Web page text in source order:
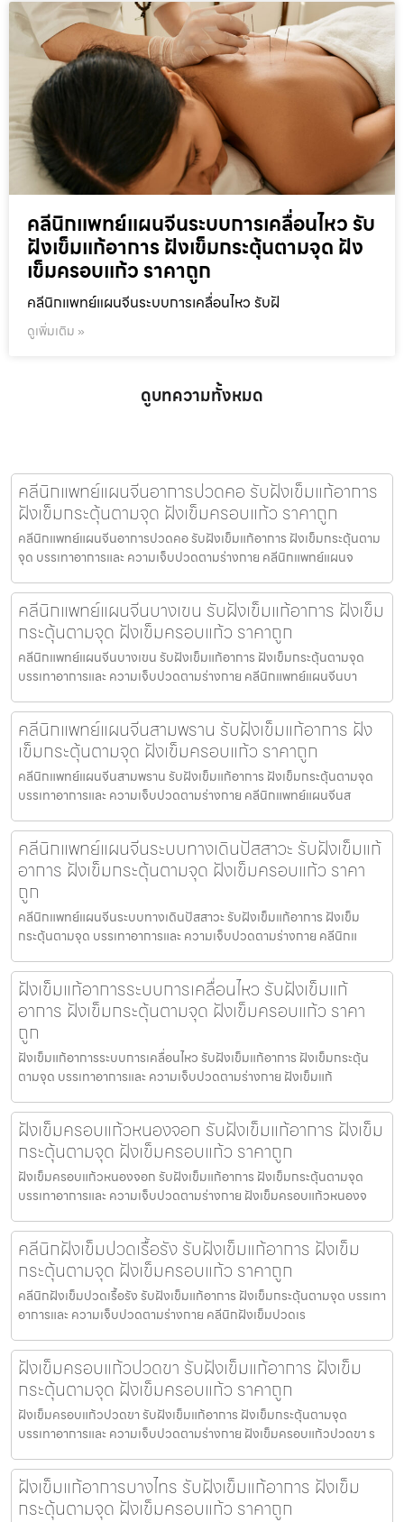
คลีนิกแพทย์แผนจีนระบบการเคลื่อนไหว รับ
ฝังเข็มแก้อาการ ฝังเข็มกระตุ้นตามจุด ฝัง
เข็มครอบแก้ว ราคาถูก
คลีนิกแพทย์แผนจีนระบบการเคลื่อนไหว รับฝั
ดูเพิ่มเติม »
ดูบทความทั้งหมด
คลีนิกแพทย์แผนจีนอาการปวดคอ รับฝังเข็มแก้อาการ
ฝังเข็มกระตุ้นตามจุด ฝังเข็มครอบแก้ว ราคาถูก
คลีนิกแพทย์แผนจีนอาการปวดคอ รับฝังเข็มแก้อาการ ฝังเข็มกระตุ้นตาม
จุด บรรเทาอาการและ ความเจ็บปวดตามร่างกาย คลีนิกแพทย์แผนจ
คลีนิกแพทย์แผนจีนบางเขน รับฝังเข็มแก้อาการ ฝังเข็ม
กระตุ้นตามจุด ฝังเข็มครอบแก้ว ราคาถูก
คลีนิกแพทย์แผนจีนบางเขน รับฝังเข็มแก้อาการ ฝังเข็มกระตุ้นตามจุด
บรรเทาอาการและ ความเจ็บปวดตามร่างกาย คลีนิกแพทย์แผนจีนบา
คลีนิกแพทย์แผนจีนสามพราน รับฝังเข็มแก้อาการ ฝัง
เข็มกระตุ้นตามจุด ฝังเข็มครอบแก้ว ราคาถูก
คลีนิกแพทย์แผนจีนสามพราน รับฝังเข็มแก้อาการ ฝังเข็มกระตุ้นตามจุด
บรรเทาอาการและ ความเจ็บปวดตามร่างกาย คลีนิกแพทย์แผนจีนส
คลีนิกแพทย์แผนจีนระบบทางเดินปัสสาวะ รับฝังเข็มแก้
อาการ ฝังเข็มกระตุ้นตามจุด ฝังเข็มครอบแก้ว ราคา
ถูก
คลีนิกแพทย์แผนจีนระบบทางเดินปัสสาวะ รับฝังเข็มแก้อาการ ฝังเข็ม
กระตุ้นตามจุด บรรเทาอาการและ ความเจ็บปวดตามร่างกาย คลีนิกแ
ฝังเข็มแก้อาการระบบการเคลื่อนไหว รับฝังเข็มแก้
อาการ ฝังเข็มกระตุ้นตามจุด ฝังเข็มครอบแก้ว ราคา
ถูก
ฝังเข็มแก้อาการระบบการเคลื่อนไหว รับฝังเข็มแก้อาการ ฝังเข็มกระตุ้น
ตามจุด บรรเทาอาการและ ความเจ็บปวดตามร่างกาย ฝังเข็มแก้
ฝังเข็มครอบแก้วหนองจอก รับฝังเข็มแก้อาการ ฝังเข็ม
กระตุ้นตามจุด ฝังเข็มครอบแก้ว ราคาถูก
ฝังเข็มครอบแก้วหนองจอก รับฝังเข็มแก้อาการ ฝังเข็มกระตุ้นตามจุด
บรรเทาอาการและ ความเจ็บปวดตามร่างกาย ฝังเข็มครอบแก้วหนองจ
คลีนิกฝังเข็มปวดเรื้อรัง รับฝังเข็มแก้อาการ ฝังเข็ม
กระตุ้นตามจุด ฝังเข็มครอบแก้ว ราคาถูก
คลีนิกฝังเข็มปวดเรื้อรัง รับฝังเข็มแก้อาการ ฝังเข็มกระตุ้นตามจุด บรรเทา
อาการและ ความเจ็บปวดตามร่างกาย คลีนิกฝังเข็มปวดเร
ฝังเข็มครอบแก้วปวดขา รับฝังเข็มแก้อาการ ฝังเข็ม
กระตุ้นตามจุด ฝังเข็มครอบแก้ว ราคาถูก
ฝังเข็มครอบแก้วปวดขา รับฝังเข็มแก้อาการ ฝังเข็มกระตุ้นตามจุด
บรรเทาอาการและ ความเจ็บปวดตามร่างกาย ฝังเข็มครอบแก้วปวดขา ร
ฝังเข็มแก้อาการบางไทร รับฝังเข็มแก้อาการ ฝังเข็ม
กระตุ้นตามจุด ฝังเข็มครอบแก้ว ราคาถูก